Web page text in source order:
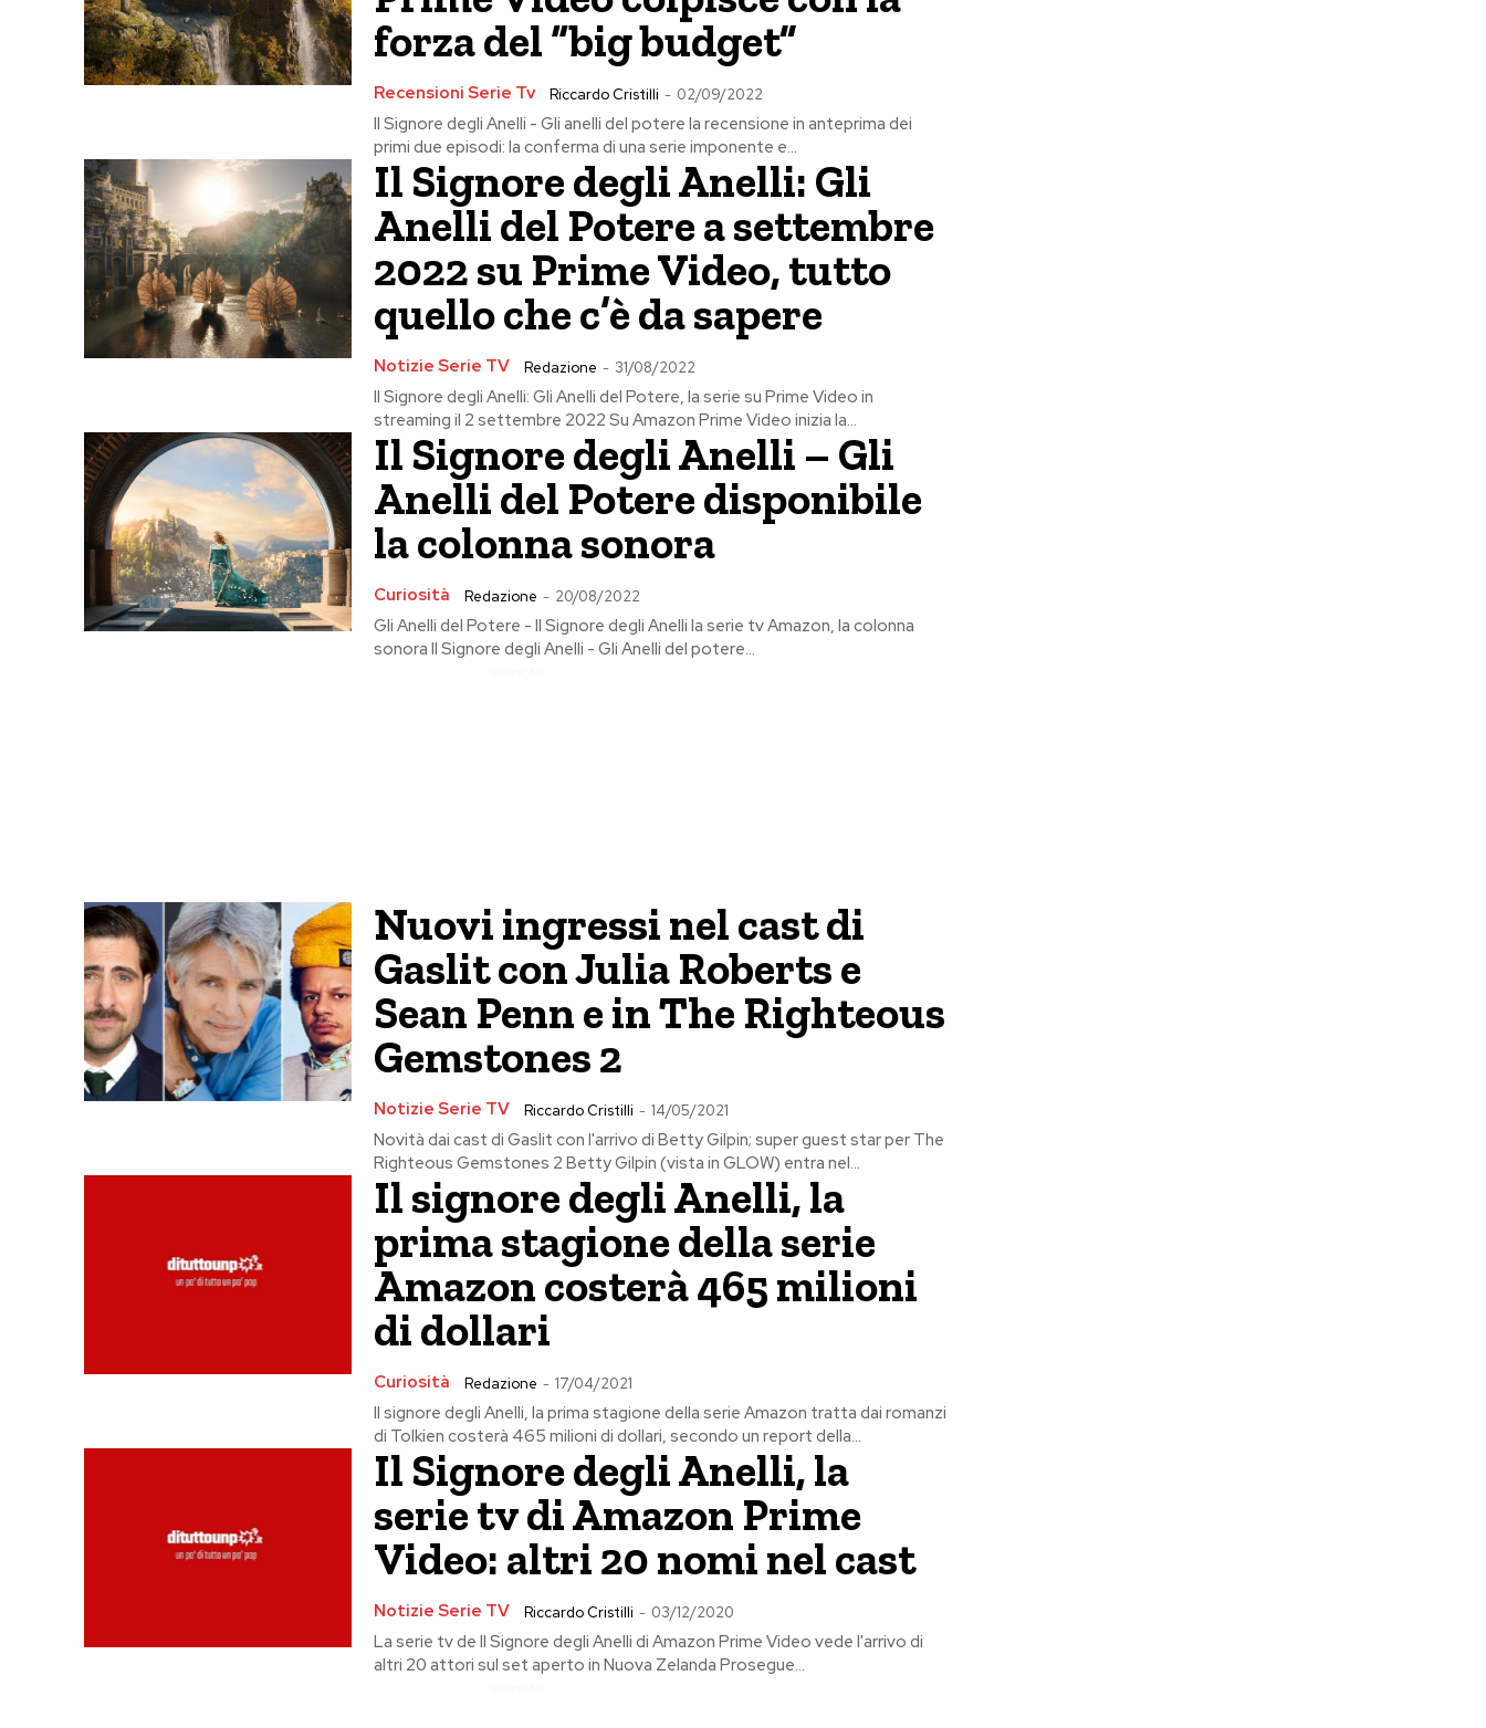
forza del “big budget”
Recensioni Serie Tv Riccardo Cristilli - 02/09/2022
Il Signore degli Anelli - Gli anelli del potere la recensione in anteprima dei
primi due episodi: la conferma di una serie imponente e...
Il Signore degli Anelli: Gli
Anelli del Potere a settembre
2022 su Prime Video, tutto
quello che c’è da sapere
Notizie Serie TV Redazione - 31/08/2022
Il Signore degli Anelli: Gli Anelli del Potere, la serie su Prime Video in
streaming il 2 settembre 2022 Su Amazon Prime Video inizia la...
Il Signore degli Anelli – Gli
Anelli del Potere disponibile
la colonna sonora
Curiosità Redazione - 20/08/2022
Gli Anelli del Potere - Il Signore degli Anelli la serie tv Amazon, la colonna
sonora Il Signore degli Anelli - Gli Anelli del potere...
Nuovi ingressi nel cast di
Gaslit con Julia Roberts e
Sean Penn e in The Righteous
Gemstones 2
Notizie Serie TV Riccardo Cristilli - 14/05/2021
Novità dai cast di Gaslit con l'arrivo di Betty Gilpin; super guest star per The
Righteous Gemstones 2 Betty Gilpin (vista in GLOW) entra nel...
Il signore degli Anelli, la
prima stagione della serie
Amazon costerà 465 milioni
di dollari
Curiosità Redazione - 17/04/2021
Il signore degli Anelli, la prima stagione della serie Amazon tratta dai romanzi
di Tolkien costerà 465 milioni di dollari, secondo un report della...
Il Signore degli Anelli, la
serie tv di Amazon Prime
Video: altri 20 nomi nel cast
Notizie Serie TV Riccardo Cristilli - 03/12/2020
La serie tv de Il Signore degli Anelli di Amazon Prime Video vede l'arrivo di
altri 20 attori sul set aperto in Nuova Zelanda Prosegue...